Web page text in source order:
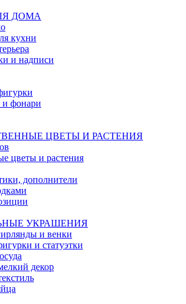
ДОМА
кухни
и надписи
фонари
ЦВЕТЫ И РАСТЕНИЯ
цветы и растения
дополнители
УКРАШЕНИЯ
и венки
и статуэтки
декор